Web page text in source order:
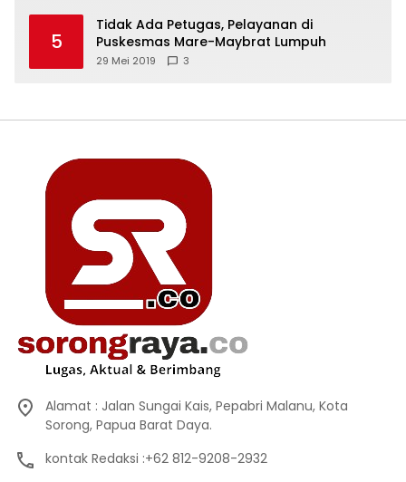
5
Tidak Ada Petugas, Pelayanan di
Puskesmas Mare-Maybrat Lumpuh
29 Mei 2019 3
Alamat : Jalan Sungai Kais, Pepabri Malanu, Kota
Sorong, Papua Barat Daya.
kontak Redaksi :+62 812-9208-2932